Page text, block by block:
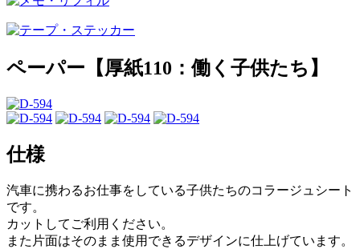
ペーパー【厚紙110：働く子供たち】
仕様
汽車に携わるお仕事をしている子供たちのコラージュシート
です。
カットしてご利用ください。
また片面はそのまま使用できるデザインに仕上げています。